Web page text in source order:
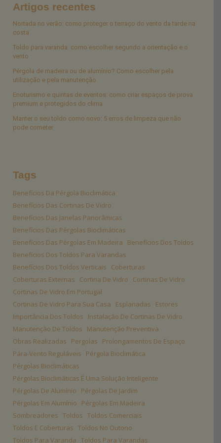
Artigos recentes
Nortada no verão: como proteger o terraço do vento da tarde na
costa
Toldo para varanda: como escolher segundo a orientação e o
vento
Pérgola de madeira ou de alumínio? Como escolher pela
utilização e pela manutenção
Enoturismo e quintas de eventos: como criar espaços de prova
premium e protegidos do clima
Manter o seu toldo como novo: 5 erros de limpeza que não
pode cometer
Tags
Benefícios Da Pérgola Bioclimática
Benefícios Das Cortinas De Vidro
Benefícios Das Janelas Panorâmicas
Benefícios Das Pérgolas Bioclimáticas
Benefícios Das Pérgolas Em Madeira
Benefícios Dos Toldos
Benefícios Dos Toldos Para Varandas
Benefícios Dos Toldos Verticais
Coberturas
Coberturas Externas
Cortina De Vidro
Cortinas De Vidro
Cortinas De Vidro Em Portugal
Cortinas De Vidro Para Sua Casa
Esplanadas
Estores
Importância Dos Toldos
Instalação De Cortinas De Vidro
Manutenção De Toldos
Manutenção Preventiva
Obras Realizadas
Pergolas
Prolongamentos De Espaço
Pára-Vento Reguláveis
Pérgola Bioclimática
Pérgolas Bioclimáticas
Pérgolas Bioclimáticas É Uma Solução Inteligente
Pérgolas De Alumínio
Pérgolas De Jardim
Pérgolas Em Alumínio
Pérgolas Em Madeira
Sombreadores Toldos Toldos Comerciais
Toldos E Coberturas Toldos No Outono
Toldos Para Varanda Toldos Para Varandas